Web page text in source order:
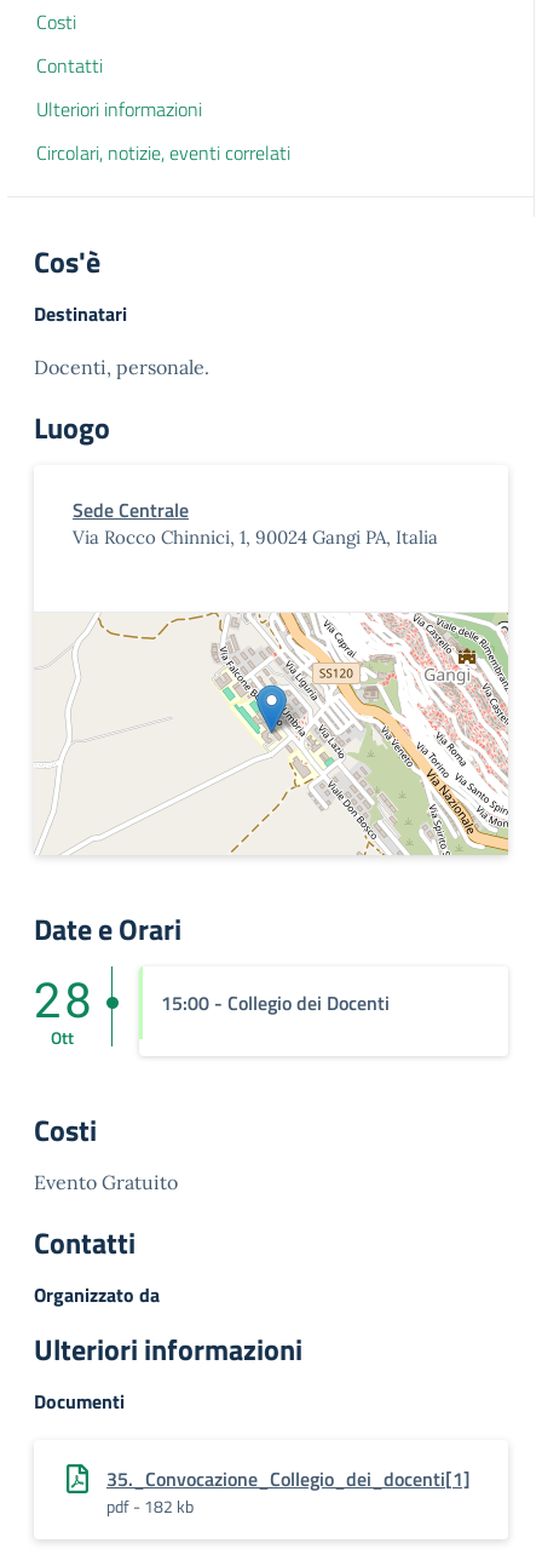
Costi
Contatti
Ulteriori informazioni
Circolari, notizie, eventi correlati
Cos'è
Destinatari
Docenti, personale.
Luogo
Sede Centrale
Via Rocco Chinnici, 1, 90024 Gangi PA, Italia
Date e Orari
28
Ott
15:00 - Collegio dei Docenti
Costi
Evento Gratuito
Contatti
Organizzato da
Ulteriori informazioni
Documenti
35._Convocazione_Collegio_dei_docenti[1]
pdf - 182 kb